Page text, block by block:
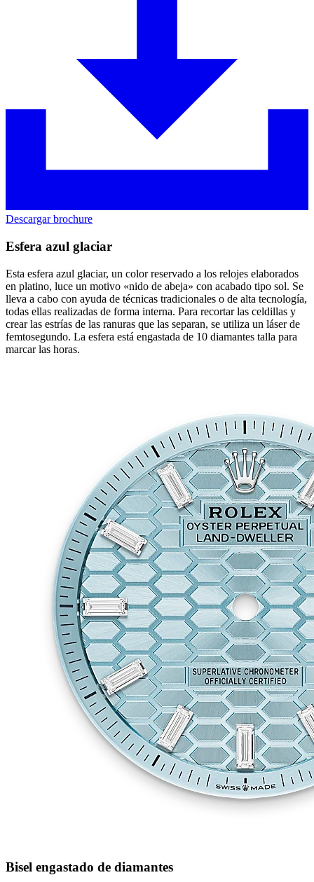
Descargar brochure
Esfera azul glaciar
Esta esfera azul glaciar, un color reservado a los relojes elaborados
en platino, luce un motivo «nido de abeja» con acabado tipo sol. Se
lleva a cabo con ayuda de técnicas tradicionales o de alta tecnología,
todas ellas realizadas de forma interna. Para recortar las celdillas y
crear las estrías de las ranuras que las separan, se utiliza un láser de
femtosegundo. La esfera está engastada de 10 diamantes talla para
marcar las horas.
Bisel engastado de diamantes